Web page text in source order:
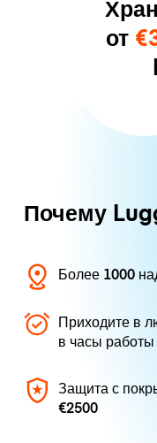
от
Почему
Более 1000
Приходите в
в часы работы
Защита с
€2500